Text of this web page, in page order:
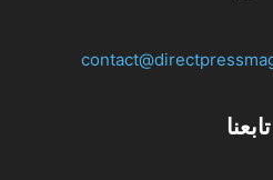
تابعنا